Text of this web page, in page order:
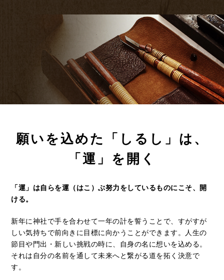
願いを込めた「しるし」は、
「運」を開く
「運」は自らを運（はこ）ぶ努力をしているものにこそ、開
ける。
新年に神社で手を合わせて一年の計を誓うことで、すがすが
しい気持ちで前向きに目標に向かうことができます。人生の
節目や門出・新しい挑戦の時に、自身の名に想いを込める。
それは自分の名前を通して未来へと繋がる道を拓く決意で
す。